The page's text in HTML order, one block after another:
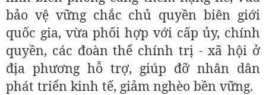
bảo vệ vững chắc chủ quyền biên giới
quốc gia, vừa phối hợp với cấp ủy, chính
quyền, các đoàn thể chính trị - xã hội ở
địa phương hỗ trợ, giúp đỡ nhân dân
phát triển kinh tế, giảm nghèo bền vững.